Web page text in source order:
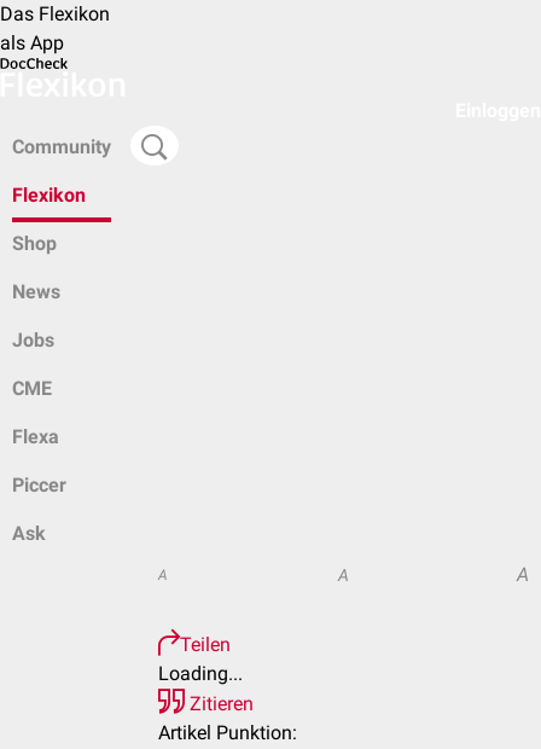
Das Flexikon
als App
Community
Flexikon
Shop
News
Jobs
CME
Flexa
Piccer
Ask
A A A
Teilen
Loading...
Zitieren
Artikel Punktion: